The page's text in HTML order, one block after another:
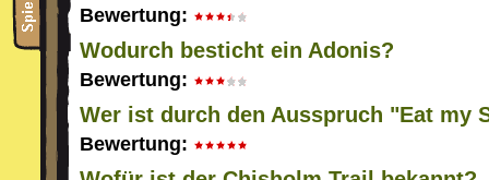
Bewertung:
Wodurch besticht ein Adonis?
Bewertung:
Wer ist durch den Ausspruch "Eat my
Bewertung: